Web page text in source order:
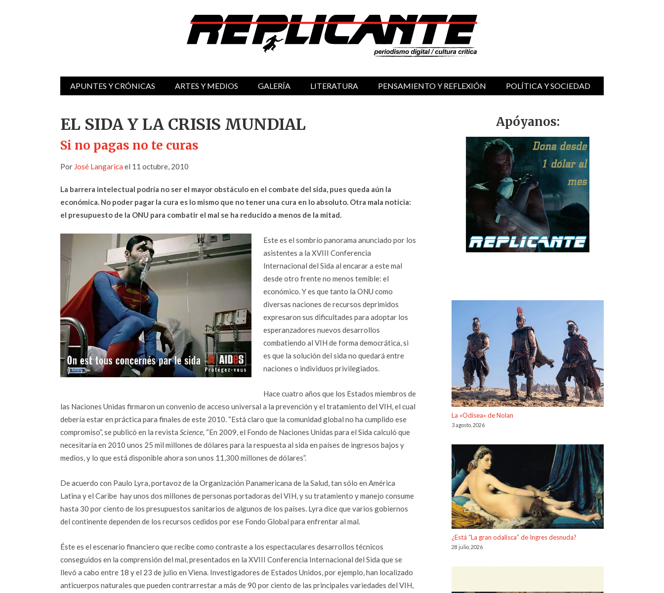
APUNTES Y CRÓNICAS ARTES Y MEDIOS GALERÍA LITERATURA PENSAMIENTO Y REFLEXIÓN POLÍTICA Y SOCIEDAD
EL SIDA Y LA CRISIS MUNDIAL
Si no pagas no te curas
Por José Langarica el 11 octubre, 2010
La barrera intelectual podría no ser el mayor obstáculo en el combate del sida, pues queda aún la
económica. No poder pagar la cura es lo mismo que no tener una cura en lo absoluto. Otra mala noticia:
el presupuesto de la ONU para combatir el mal se ha reducido a menos de la mitad.
Este es el sombrío panorama anunciado por los
asistentes a la XVIII Conferencia
Internacional del Sida al encarar a este mal
desde otro frente no menos temible: el
económico. Y es que tanto la ONU como
diversas naciones de recursos deprimidos
expresaron sus dificultades para adoptar los
esperanzadores nuevos desarrollos
combatiendo al VIH de forma democrática, si
es que la solución del sida no quedará entre
naciones o individuos privilegiados.
Hace cuatro años que los Estados miembros de
las Naciones Unidas firmaron un convenio de acceso universal a la prevención y el tratamiento del VIH, el cual
debería estar en práctica para finales de este 2010. “Está claro que la comunidad global no ha cumplido ese
compromiso”, se publicó en la revista Science, “En 2009, el Fondo de Naciones Unidas para el Sida calculó que
necesitaría en 2010 unos 25 mil millones de dólares para la respuesta al sida en países de ingresos bajos y
medios, y lo que está disponible ahora son unos 11,300 millones de dólares”.
De acuerdo con Paulo Lyra, portavoz de la Organización Panamericana de la Salud, tan sólo en América
Latina y el Caribe hay unos dos millones de personas portadoras del VIH, y su tratamiento y manejo consume
hasta 30 por ciento de los presupuestos sanitarios de algunos de los países. Lyra dice que varios gobiernos
del continente dependen de los recursos cedidos por ese Fondo Global para enfrentar al mal.
Éste es el escenario financiero que recibe como contraste a los espectaculares desarrollos técnicos
conseguidos en la comprensión del mal, presentados en la XVIII Conferencia Internacional del Sida que se
llevó a cabo entre 18 y el 23 de julio en Viena. Investigadores de Estados Unidos, por ejemplo, han localizado
anticuerpos naturales que pueden contrarrestar a más de 90 por ciento de las principales variedades del VIH,
Apóyanos:
La «Odisea» de Nolan
3 agosto, 2026
¿Está “La gran odalisca” de Ingres desnuda?
28 julio, 2026